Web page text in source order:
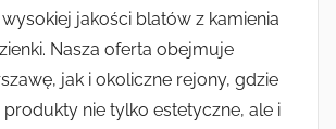
jakości blatów z kamienia
Nasza oferta obejmuje
jak i okoliczne rejony, gdzie
nie tylko estetyczne, ale i